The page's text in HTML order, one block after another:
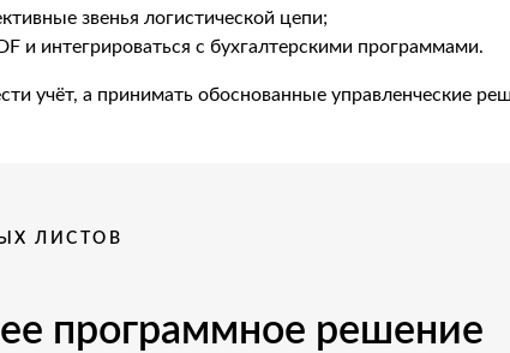
звенья логистической цепи;
и интегрироваться с бухгалтерскими программами.
учёт, а принимать обоснованные управленческие
ЛИСТОВ
программное решение